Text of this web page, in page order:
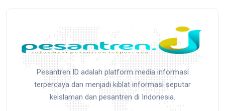
Pesantren ID adalah platform media informasi
terpercaya dan menjadi kiblat informasi seputar
keislaman dan pesantren di Indonesia.